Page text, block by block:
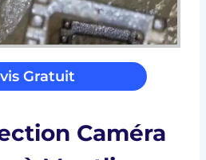
Gratuit
Caméra